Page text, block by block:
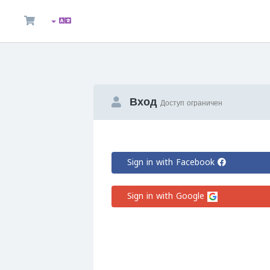
Вход Доступ ограничен
Sign in with Facebook
Sign in with Google